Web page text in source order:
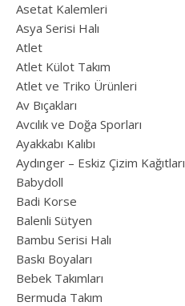
Asetat Kalemleri
Asya Serisi Halı
Atlet
Atlet Külot Takım
Atlet ve Triko Ürünleri
Av Bıçakları
Avcılık ve Doğa Sporları
Ayakkabı Kalıbı
Aydınger – Eskiz Çizim Kağıtları
Babydoll
Badi Korse
Balenli Sütyen
Bambu Serisi Halı
Baskı Boyaları
Bebek Takımları
Bermuda Takım